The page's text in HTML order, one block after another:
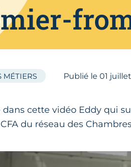
MÉTIERS Publié le01
dans cette vidéo Eddy qui
du réseau des